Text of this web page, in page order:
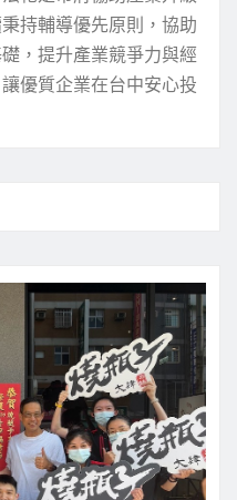
持輔導優先原則，協助
，提升產業競爭力與經
優質企業在台中安心投